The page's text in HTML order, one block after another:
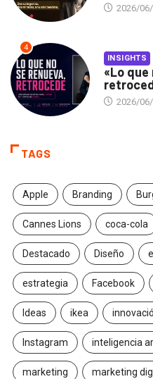
2026/
4
INSIGHTS
«Lo que
2026/
TAGS
Apple Branding
Cannes Lions coca-cola
Destacado Diseño
estrategia Facebook
Ideas ikea
Instagram inteligencia
marketing marketing